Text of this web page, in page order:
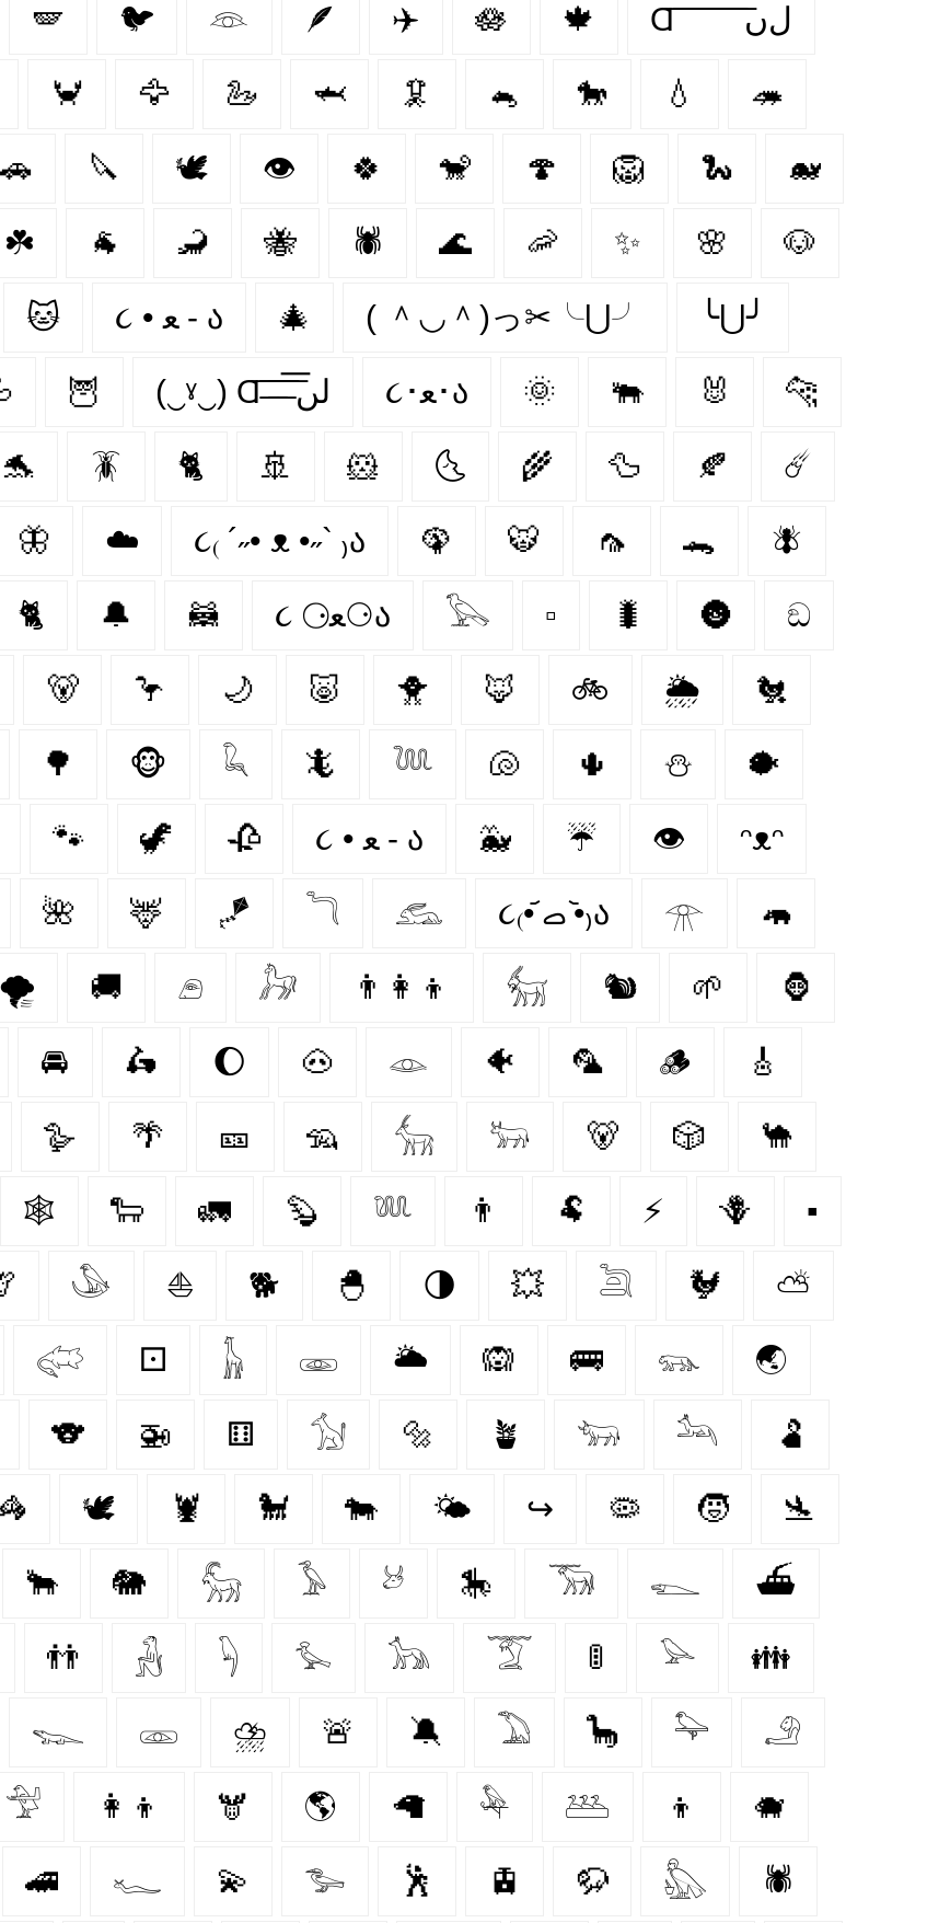
🪽 🐦 𓁻 🪶 ✈️ 🪷 🍁 Ɑ͞ ͞ ͞ ͞ ͞ ͞ ͞ ͞ لﮞ
🦀 🦅 🦢 🦈 🦑 🐁 🐎 💧 🦔
🚗 🔪 🕊️ 👁 🍀 🐒 🍄 🦁 🐍 🐋
☘️ 🐐 🦂 🐝 🕷 🌊 🦐 ✨ 🌸 🐶
🐱 ૮ • ﻌ - ა 🎄 ( ＾◡＾)っ✂╰⋃╯ ╰⋃╯
🦉 (‿ˠ‿) Ɑ͞ ̶͞ ̶͞ ̶͞ لں͞ ૮･ﻌ･ა 🌞 🐃 🐰 🐆
🐬 🪳 🐈 🚢 🐹 🌜 🌾 🦆 🍂 ☄️
🦋 ☁️ ૮₍ ´˶• ᴥ •˶` ₎ა 🦚 🐯 🦟 🐊 🪰
🐈‍ 🔔 🦝 ૮ ⚆ﻌ⚆ა 𓅂 ▫️ 🐛 🌚 ඞ
🐻‍ 🦩 🌙 🐷 🐥 🦊 🚲 🌦️ 🐔
🌳 🐵 𓆗 🦎 𓆙 🐚 🌵 ⛄ 🐡
🐾 🦖 🥀 ૮ • ﻌ - ა⁩ 🐳 ☔ 👁️ ᵔᴥᵔ
🌺 🦌 🪁 𓆓 𓃹 ૮₍•᷄ ࡇ •᷅₎ა 𓁿 🦛
🌪️ 🚚 𓂉 𓃗 👨‍👩‍👦 𓃶 🐿 🌱 🦍
🚘 🛵 🌔 🐽 𓁼 🐠 🦜 🪵 🎸
🪿 🌴 🎫 🦡 𓃲 𓃽 🐻 🎲 🐪
🕸️ 🐑 🚛 🦫 𓆚 👨 🐏 ⚡ 🪻 ▪️
𓅇 ⛵ 🐕 🐣 🌗 💥 𓆖 🐓 ⛅
𓅾 ⚀ 𓃱 𓁾 🌥️ 🙉 🚌 𓃮 🌏
🐨 🚁 ⚅ 𓃩 🔩 🪴 𓃓 𓃢 🫃
🕊 🦞 🐩 🐄 🌤️ ↪ 🦠 🧒 🛬
🐂 🐘 𓃵 𓅥 𓃾 🎠 𓃝 𓆍 ⛴
👬 𓃻 𓆐 𓅙 𓃥 𓄆 🚦 𓅪 👪
𓆊 𓁽 ⛈️ 🚨 🔕 𓅐 🦕 𓅍 𓄂
𓅴 👩‍👦 🫎 🌎 🦙 𓅆 𓅹 👦 🐗
🚄 𓆑 💫 𓅧 🕺 🚊 🦬 𓅽 🕷️